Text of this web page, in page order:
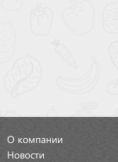
О компании
Новости